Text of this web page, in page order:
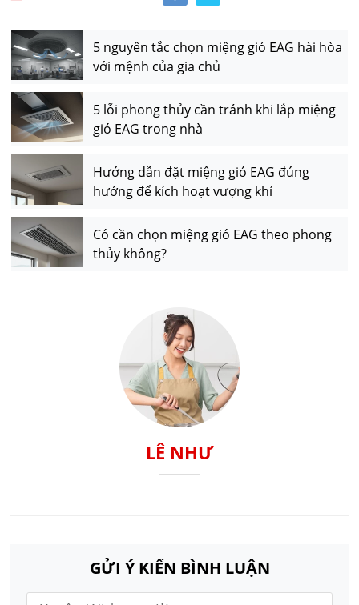
5 nguyên tắc chọn miệng gió EAG hài hòa
với mệnh của gia chủ
5 lỗi phong thủy cần tránh khi lắp miệng
gió EAG trong nhà
Hướng dẫn đặt miệng gió EAG đúng
hướng để kích hoạt vượng khí
Có cần chọn miệng gió EAG theo phong
thủy không?
LÊ NHƯ
GỬI Ý KIẾN BÌNH LUẬN